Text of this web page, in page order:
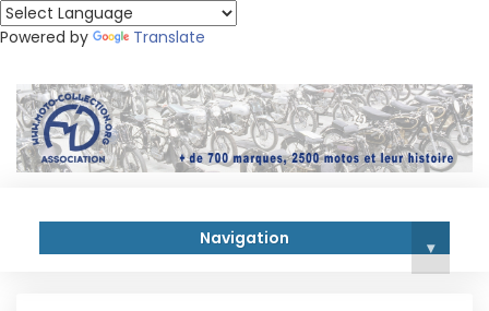
Powered by Translate
Navigation ▾